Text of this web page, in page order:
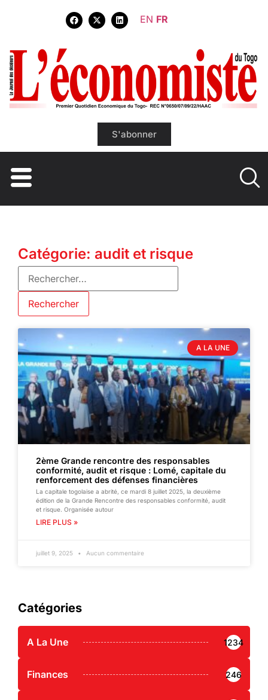
EN FR
S'abonner
Catégorie: audit et risque
A LA UNE
2ème Grande rencontre des responsables
conformité, audit et risque : Lomé, capitale du
renforcement des défenses financières
La capitale togolaise a abrité, ce mardi 8 juillet 2025, la deuxième
édition de la Grande Rencontre des responsables conformité, audit
et risque. Organisée autour
LIRE PLUS »
juillet 9, 2025 Aucun commentaire
Catégories
A La Une 1234
Finances 246